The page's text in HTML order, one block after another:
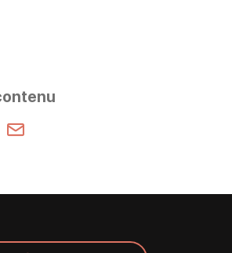
(nouvelle fenêtre)
X / Twitter (nouvelle fenêtre)
sur WhatsApp
Partager par mail